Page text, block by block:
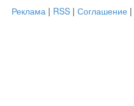
Реклама | RSS | Соглашение |